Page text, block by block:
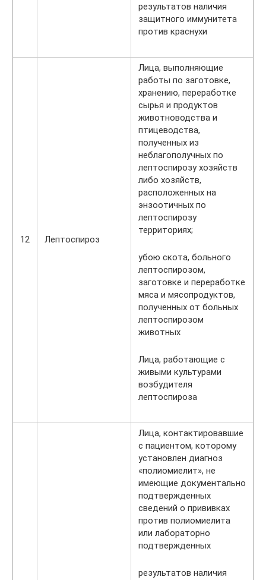
результатов наличия
защитного иммунитета
против краснухи
12 Лептоспироз
Лица, выполняющие
работы по заготовке,
хранению, переработке
сырья и продуктов
животноводства и
птицеводства,
полученных из
неблагополучных по
лептоспирозу хозяйств
либо хозяйств,
расположенных на
энзоотичных по
лептоспирозу
территориях;
убою скота, больного
лептоспирозом,
заготовке и переработке
мяса и мясопродуктов,
полученных от больных
лептоспирозом
животных
Лица, работающие с
живыми культурами
возбудителя
лептоспироза
Лица, контактировавшие
с пациентом, которому
установлен диагноз
«полиомиелит», не
имеющие документально
подтвержденных
сведений о прививках
против полиомиелита
или лабораторно
подтвержденных
результатов наличия